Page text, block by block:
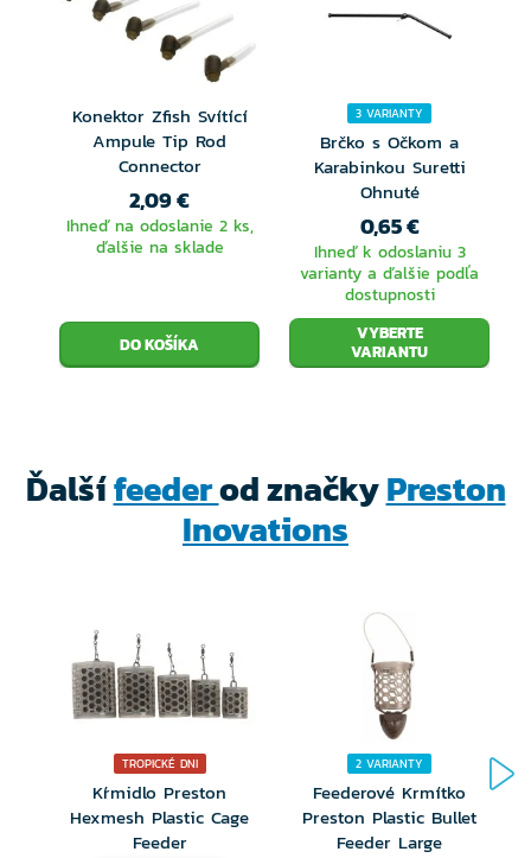
Konektor Zfish Svítící
Ampule Tip Rod
Connector
2,09 €
Ihneď na odoslanie 2 ks,
ďalšie na sklade
3 VARIANTY
Brčko s Očkom a
Karabinkou Suretti
Ohnuté
0,65 €
Ihneď k odoslaniu 3
varianty a ďalšie podľa
dostupnosti
VYBERTE
VARIANTU
Ďalšífeederod značkyPreston
Inovations
TROPICKÉ DNI
Kŕmidlo Preston
Hexmesh Plastic Cage
Feeder
2 VARIANTY
Feederové Krmítko
Preston Plastic Bullet
Feeder Large